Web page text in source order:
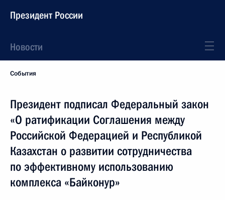
Президент России
Новости
События
Президент подписал Федеральный закон
«О ратификации Соглашения между
Российской Федерацией и Республикой
Казахстан о развитии сотрудничества
по эффективному использованию
комплекса «Байконур»